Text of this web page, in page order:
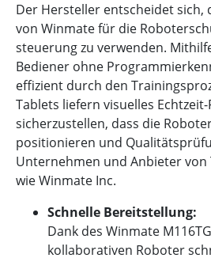
Der Hersteller entscheidet sich,
von Winmate für die
steuerung zu verwenden.
Bediener ohne
effizient durch den
Tablets liefern visuelles
sicherzustellen, dass die
positionieren und
Unternehmen und Anbieter von
wie Winmate Inc.
Schnelle Bereitstellung:
Dank des Winmate
kollaborativen Roboter